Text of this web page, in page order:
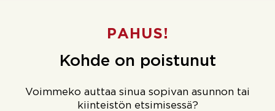
PAHUS!
Kohde on poistunut
Voimmeko auttaa sinua sopivan asunnon tai
kiinteistön etsimisessä?